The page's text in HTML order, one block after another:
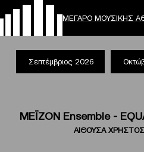
ΜΕΓΑΡΟ ΜΟΥΣΙΚΗΣ
Σεπτέμβριος 2026
ΜΕĪΖΟΝ Ensemble -
ΑΙΘΟΥΣΑ